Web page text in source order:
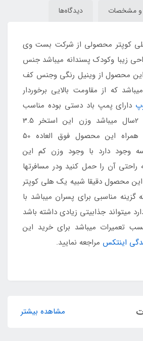
و مشخصات دیدگاه‌ها
کوپتر محصولی از شرکت بست وی
زیبا وکودک پسندانه میباشد جنس
محصول از وینیل رنگی وجنس کف
که از مقاومت بالایی برخوردار
دارای پمپ باد دستی بوده مناسب
رده ی سنی بالای 2سال میباشد وزن این استخر 3.5
کیلوگرم میباشد به همراه این محصول فوق العاده 50
وجود دارد با وجود وزن کم این
راحتی آن را حمل کنید ودر مسافرتها
این محصول دقیقا شبیه یک هلی کوپتر
مناسبی برای پسران میباشد با
میتواند جذابیتی زیادی داشته باشد
تعمیرات میباشد برای خرید این
اینتکس مراجعه نمایید.
مشاهده بیشتر